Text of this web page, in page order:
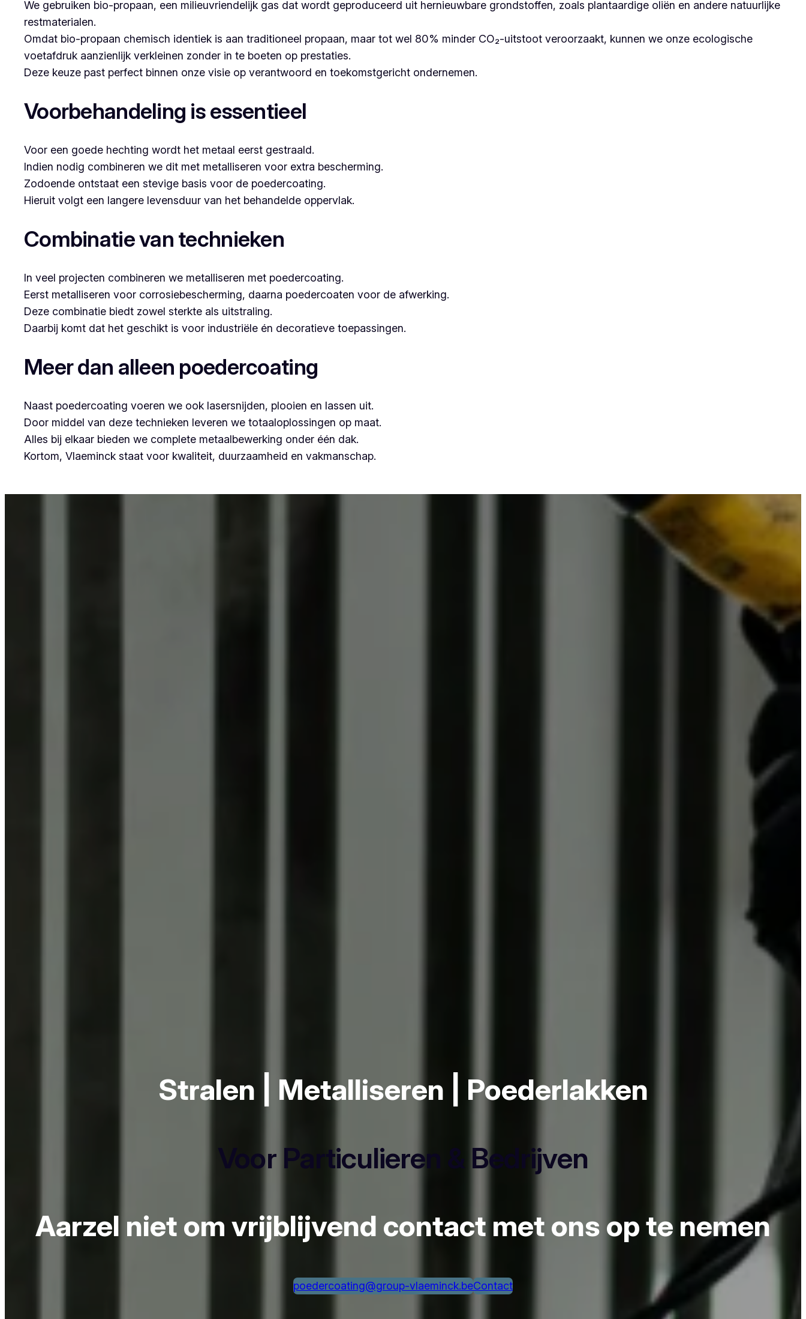
We gebruiken bio-propaan, een milieuvriendelijk gas dat wordt geproduceerd uit hernieuwbare grondstoffen, zoals plantaardige oliën en andere natuurlijke
restmaterialen.
Omdat bio-propaan chemisch identiek is aan traditioneel propaan, maar tot wel 80% minder CO₂-uitstoot veroorzaakt, kunnen we onze ecologische
voetafdruk aanzienlijk verkleinen zonder in te boeten op prestaties.
Deze keuze past perfect binnen onze visie op verantwoord en toekomstgericht ondernemen.
Voorbehandeling is essentieel
Voor een goede hechting wordt het metaal eerst gestraald.
Indien nodig combineren we dit met metalliseren voor extra bescherming.
Zodoende ontstaat een stevige basis voor de poedercoating.
Hieruit volgt een langere levensduur van het behandelde oppervlak.
Combinatie van technieken
In veel projecten combineren we metalliseren met poedercoating.
Eerst metalliseren voor corrosiebescherming, daarna poedercoaten voor de afwerking.
Deze combinatie biedt zowel sterkte als uitstraling.
Daarbij komt dat het geschikt is voor industriële én decoratieve toepassingen.
Meer dan alleen poedercoating
Naast poedercoating voeren we ook lasersnijden, plooien en lassen uit.
Door middel van deze technieken leveren we totaaloplossingen op maat.
Alles bij elkaar bieden we complete metaalbewerking onder één dak.
Kortom, Vlaeminck staat voor kwaliteit, duurzaamheid en vakmanschap.
Stralen | Metalliseren | Poederlakken
Voor Particulieren & Bedrijven
Aarzel niet om vrijblijvend contact met ons op te nemen
poedercoating@group-vlaeminck.beContact